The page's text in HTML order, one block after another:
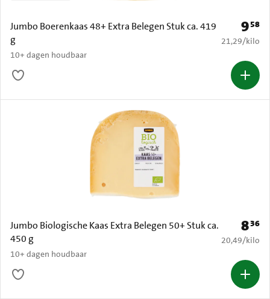
Jumbo Boerenkaas 48+ Extra Belegen Stuk ca. 419
g
10+ dagen houdbaar
Prijs:
958
€ 21,29 per
21,29/kilo
Jumbo Biologische Kaas Extra Belegen 50+ Stuk ca.
450 g
10+ dagen houdbaar
Prijs:
836
€ 20,49 per
20,49/kilo